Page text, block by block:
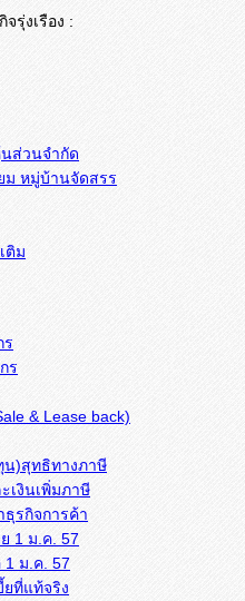
รุ่งเรือง :
ส่วนจำกัด
หมู่บ้านจัดสรร
ติม
ร
& Lease back)
)สุทธิทางภาษี
เงินเพิ่มภาษี
รกิจการค้า
1 ม.ค. 57
ที่แท้จริง